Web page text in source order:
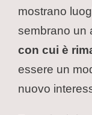
mostrano
sembrano un
con cui è
essere un
nuovo